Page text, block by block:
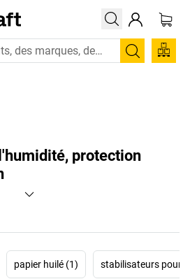
protection
papier huilé (1) stabilisateurs